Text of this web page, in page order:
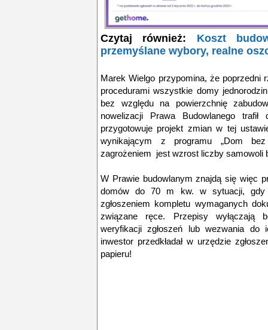
Czytaj również: Koszt
przemyślane wybory, realne
Marek Wielgo przypomina, że poprzedni
procedurami wszystkie domy
bez względu na powierzchnię
nowelizacji Prawa Budowlanego
przygotowuje projekt zmian w tej
wynikającym z programu „Dom
zagrożeniem jest wzrost liczby samowoli
W Prawie budowlanym znajdą się więc
domów do 70 m kw. w sytuacji,
zgłoszeniem kompletu wymaganych
związane ręce. Przepisy wyłączają
weryfikacji zgłoszeń lub wezwania do
inwestor przedkładał w urzędzie
papieru!